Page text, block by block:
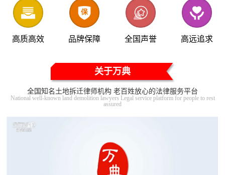
高质高效 品牌保障 全国声誉 高远追求
关于万典
全国知名土地拆迁律师机构 老百姓放心的法律服务平台
National well-known land demolition lawyers Legal service platform for people to rest
assured